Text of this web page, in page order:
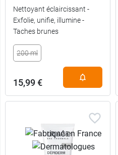
Nettoyant éclaircissant -
Exfolie, unifie, illumine -
Taches brunes
200 ml
15,99 €